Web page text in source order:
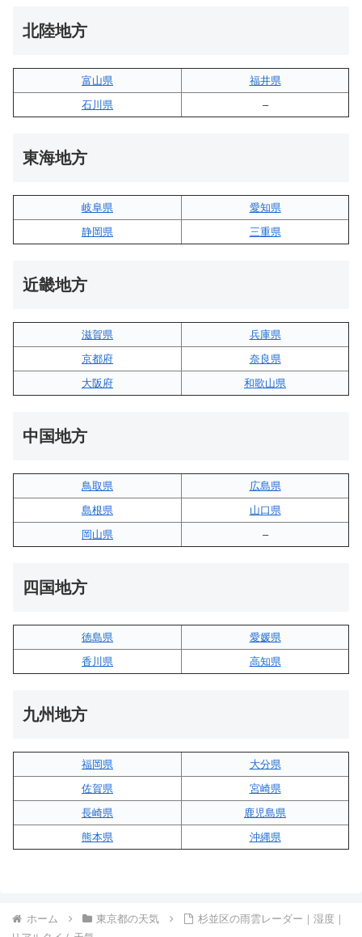
北陸地方
富山県
福井県
石川県
–
東海地方
岐阜県
愛知県
静岡県
三重県
近畿地方
滋賀県
兵庫県
京都府
奈良県
大阪府
和歌山県
中国地方
鳥取県
広島県
島根県
山口県
岡山県
–
四国地方
徳島県
愛媛県
香川県
高知県
九州地方
福岡県
大分県
佐賀県
宮崎県
長崎県
鹿児島県
熊本県
沖縄県
ホーム 東京都の天気
杉並区の雨雲レーダー｜湿度｜